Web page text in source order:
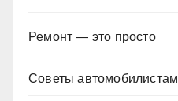
Ремонт — это просто
Советы автомобилистам